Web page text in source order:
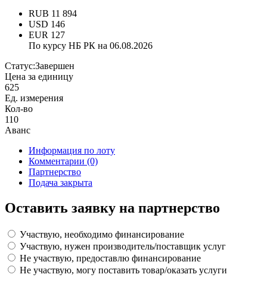
RUB 11 894
USD 146
EUR 127
По курсу НБ РК на 06.08.2026
Статус:Завершен
Цена за единицу
625
Ед. измерения
Кол-во
110
Аванс
Информация по лоту
Комментарии (0)
Партнерство
Подача закрыта
Оставить заявку на партнерство
Участвую, необходимо финансирование
Участвую, нужен производитель/поставщик услуг
Не участвую, предоставлю финансирование
Не участвую, могу поставить товар/оказать услуги